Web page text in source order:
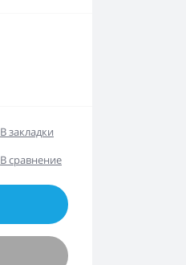
В закладки
В сравнение